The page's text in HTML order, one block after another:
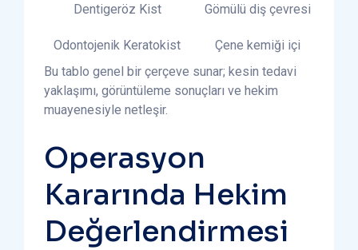
Dentigeröz Kist Gömülü diş çevresi
Odontojenik Keratokist
Çene kemiği içi
Bu tablo genel bir çerçeve sunar; kesin tedavi
yaklaşımı, görüntüleme sonuçları ve hekim
muayenesiyle netleşir.
Operasyon
Kararında Hekim
Değerlendirmesi